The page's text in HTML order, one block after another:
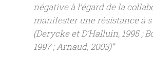
négative à l’égard de la
manifester une résistance à
(Derycke et D’Halluin, 1995 ;
1997 ; Arnaud, 2003)”